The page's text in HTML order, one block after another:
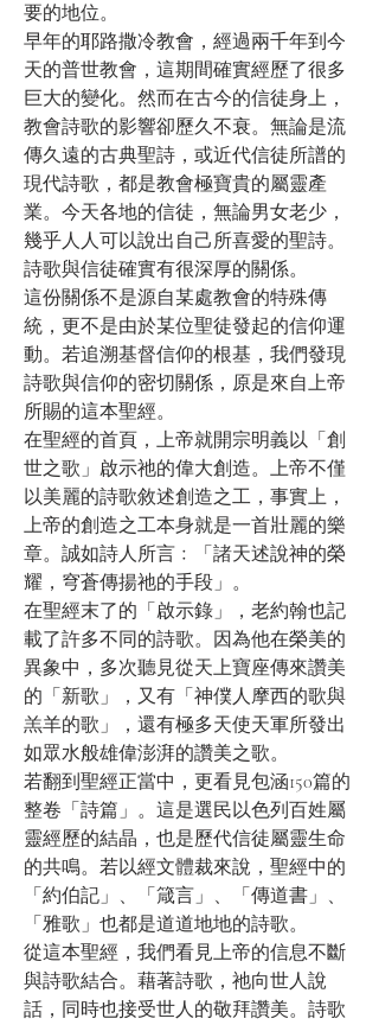
要的地位。
早年的耶路撒冷教會，經過兩千年到今
天的普世教會，這期間確實經歷了很多
巨大的變化。然而在古今的信徒身上，
教會詩歌的影響卻歷久不衰。無論是流
傳久遠的古典聖詩，或近代信徒所譜的
現代詩歌，都是教會極寶貴的屬靈產
業。今天各地的信徒，無論男女老少，
幾乎人人可以說出自己所喜愛的聖詩。
詩歌與信徒確實有很深厚的關係。
這份關係不是源自某處教會的特殊傳
統，更不是由於某位聖徒發起的信仰運
動。若追溯基督信仰的根基，我們發現
詩歌與信仰的密切關係，原是來自上帝
所賜的這本聖經。
在聖經的首頁，上帝就開宗明義以「創
世之歌」啟示祂的偉大創造。上帝不僅
以美麗的詩歌敘述創造之工，事實上，
上帝的創造之工本身就是一首壯麗的樂
章。誠如詩人所言﹕「諸天述說神的榮
耀，穹蒼傳揚祂的手段」。
在聖經末了的「啟示錄」，老約翰也記
載了許多不同的詩歌。因為他在榮美的
異象中，多次聽見從天上寶座傳來讚美
的「新歌」，又有「神僕人摩西的歌與
羔羊的歌」，還有極多天使天軍所發出
如眾水般雄偉澎湃的讚美之歌。
若翻到聖經正當中，更看見包涵150篇的
整卷「詩篇」。這是選民以色列百姓屬
靈經歷的結晶，也是歷代信徒屬靈生命
的共鳴。若以經文體裁來說，聖經中的
「約伯記」、「箴言」、「傳道書」、
「雅歌」也都是道道地地的詩歌。
從這本聖經，我們看見上帝的信息不斷
與詩歌結合。藉著詩歌，祂向世人說
話，同時也接受世人的敬拜讚美。詩歌